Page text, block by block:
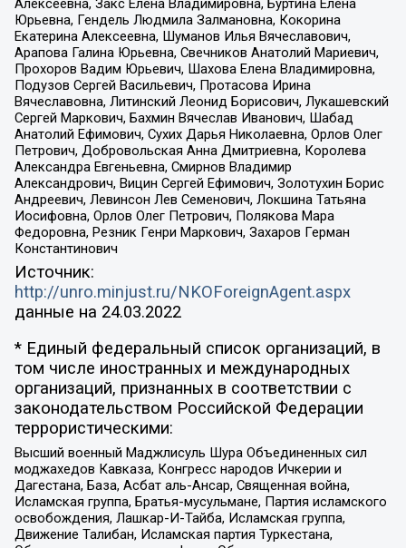
Алексеевна, Закс Елена Владимировна, Буртина Елена
Юрьевна, Гендель Людмила Залмановна, Кокорина
Екатерина Алексеевна, Шуманов Илья Вячеславович,
Арапова Галина Юрьевна, Свечников Анатолий Мариевич,
Прохоров Вадим Юрьевич, Шахова Елена Владимировна,
Подузов Сергей Васильевич, Протасова Ирина
Вячеславовна, Литинский Леонид Борисович, Лукашевский
Сергей Маркович, Бахмин Вячеслав Иванович, Шабад
Анатолий Ефимович, Сухих Дарья Николаевна, Орлов Олег
Петрович, Добровольская Анна Дмитриевна, Королева
Александра Евгеньевна, Смирнов Владимир
Александрович, Вицин Сергей Ефимович, Золотухин Борис
Андреевич, Левинсон Лев Семенович, Локшина Татьяна
Иосифовна, Орлов Олег Петрович, Полякова Мара
Федоровна, Резник Генри Маркович, Захаров Герман
Константинович
Источник:
http://unro.minjust.ru/NKOForeignAgent.aspx
данные на 24.03.2022
* Единый федеральный список организаций, в
том числе иностранных и международных
организаций, признанных в соответствии с
законодательством Российской Федерации
террористическими:
Высший военный Маджлисуль Шура Объединенных сил
моджахедов Кавказа, Конгресс народов Ичкерии и
Дагестана, База, Асбат аль-Ансар, Священная война,
Исламская группа, Братья-мусульмане, Партия исламского
освобождения, Лашкар-И-Тайба, Исламская группа,
Движение Талибан, Исламская партия Туркестана,